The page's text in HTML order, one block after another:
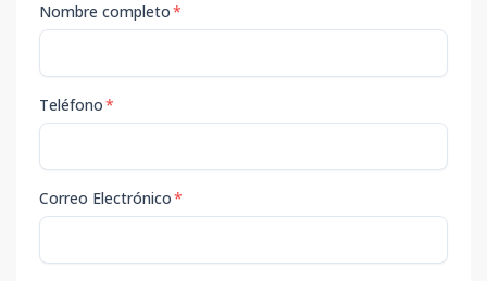
Nombre completo*
Teléfono*
Correo Electrónico*